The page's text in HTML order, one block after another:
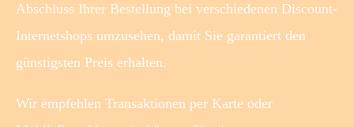
Abschluss Ihrer Bestellung bei verschiedenen Discount-
Internetshops umzusehen, damit Sie garantiert den
günstigsten Preis erhalten.
Wir empfehlen Transaktionen per Karte oder